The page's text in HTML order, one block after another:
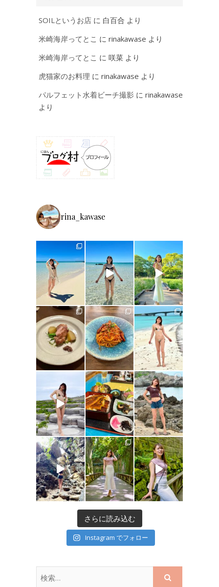
SOILというお店 に 白百合 より
米崎海岸ってとこ に rinakawase より
米崎海岸ってとこ に 咲菜 より
虎猫家のお料理 に rinakawase より
パルフェット水着ビーチ撮影 に rinakawase
より
rina_kawase
さらに読み込む
Instagram でフォロー